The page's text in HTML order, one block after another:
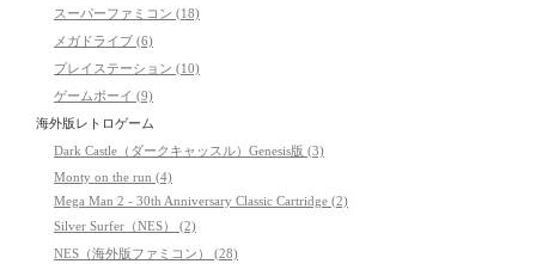
スーパーファミコン (18)
メガドライブ (6)
プレイステーション (10)
ゲームボーイ (9)
海外版レトロゲーム
Dark Castle（ダークキャッスル）Genesis版 (3)
Monty on the run (4)
Mega Man 2 - 30th Anniversary Classic Cartridge (2)
Silver Surfer（NES） (2)
NES（海外版ファミコン） (28)